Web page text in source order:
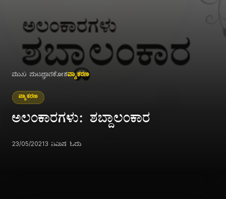
ಮುಖ ಪುಟಜ್ಞಾನಕೋಶವ್ಯಾಕರಣ
ವ್ಯಾಕರಣ
ಅಲಂಕಾರಗಳು: ಶಬ್ದಾಲಂಕಾರ
23/05/20213 ನಿಮಿಷ ಓದು